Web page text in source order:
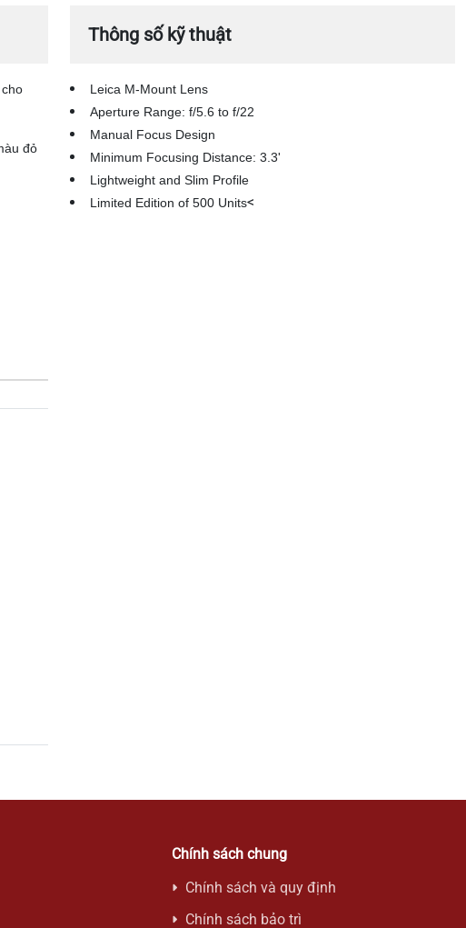
đỏ
Thông số kỹ thuật
Leica M-Mount Lens
Aperture Range: f/5.6 to f/22
Manual Focus Design
Minimum Focusing Distance: 3.3'
Lightweight and Slim Profile
Limited Edition of 500 Units<
Chính sách chung
Chính sách và quy định
Chính sách bảo trì